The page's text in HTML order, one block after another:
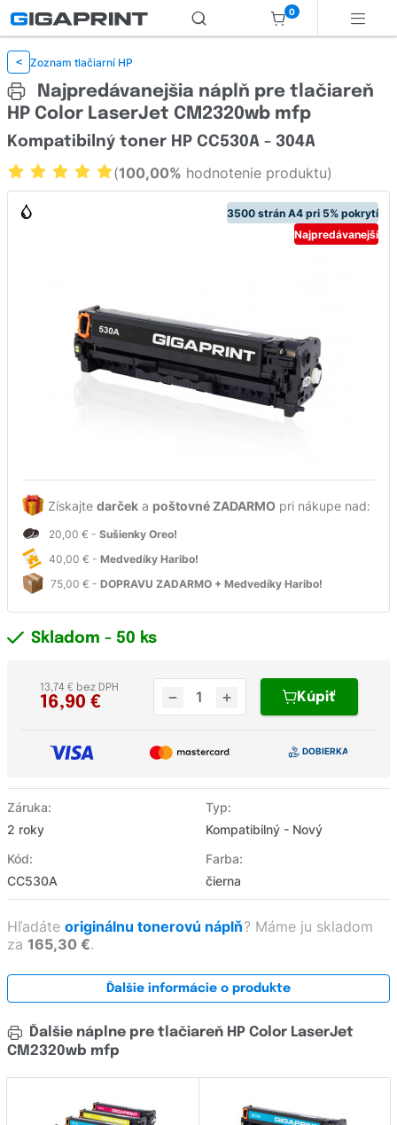
0
< Zoznam tlačiarní HP
Najpredávanejšia náplň pre tlačiareň
HP Color LaserJet CM2320wb mfp
3500 strán A4 pri 5% pokrytí
Najpredávanejší
Získajte darček a poštovné ZADARMO pri nákupe nad:
20,00 € - Sušienky Oreo!
40,00 € - Medvedíky Haribo!
75,00 € - DOPRAVU ZADARMO + Medvedíky Haribo!
Kompatibilný toner HP CC530A - 304A
(100,00% hodnotenie produktu)
Záruka:
2 roky
Typ:
Kompatibilný - Nový
Kód:
CC530A
Farba:
čierna
Skladom - 50 ks
16,90 €
13,74 € bez DPH
Kúpiť
Hľadáte originálnu tonerovú náplň? Máme ju skladom
za 165,30 €.
Ďalšie informácie o produkte
Ďalšie náplne pre tlačiareň HP Color LaserJet
CM2320wb mfp